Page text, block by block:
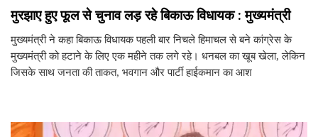
मुरझाए हुए फूल से चुनाव लड़ रहे बिकाऊ विधायक : मुख्यमंत्री
मुख्यमंत्री ने कहा बिकाऊ विधायक पहली बार निचले हिमाचल से बने कांग्रेस के
मुख्यमंत्री को हटाने के लिए एक महीने तक लगे रहे। धनबल का खूब खेला, लेकिन
जिसके साथ जनता की ताकत, भवगान और पार्टी हाईकमान का आश